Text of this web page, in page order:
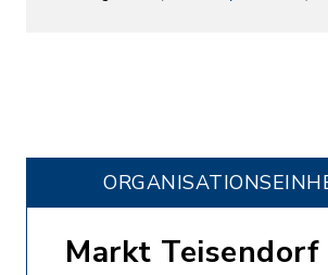
Markt Teisendorf